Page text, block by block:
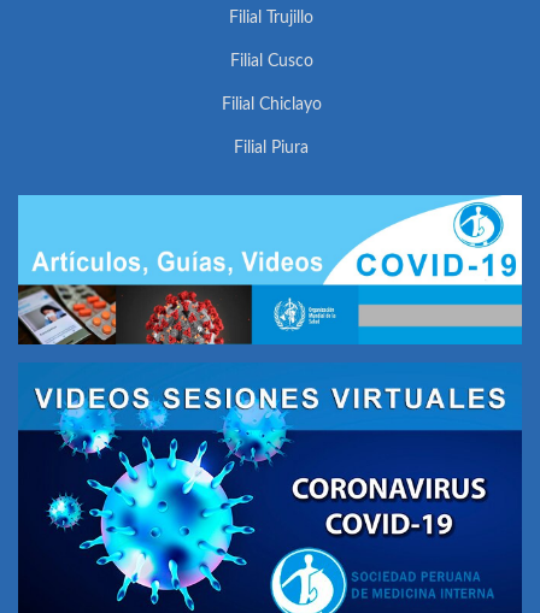
Filial Trujillo
Filial Cusco
Filial Chiclayo
Filial Piura